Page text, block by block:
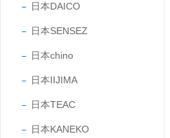
日本DAICO
日本SENSEZ
日本chino
日本IIJIMA
日本TEAC
日本KANEKO